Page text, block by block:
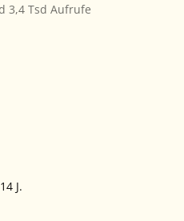
3,4 Tsd Aufrufe
14 J.